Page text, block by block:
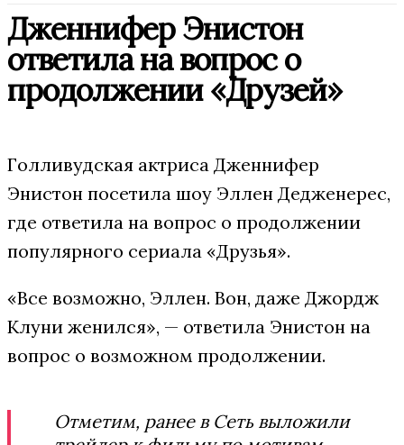
Дженнифер Энистон
ответила на вопрос о
продолжении «Друзей»
Голливудская актриса Дженнифер
Энистон посетила шоу Эллен Дедженерес,
где ответила на вопрос о продолжении
популярного сериала «Друзья».
«Все возможно, Эллен. Вон, даже Джордж
Клуни женился», — ответила Энистон на
вопрос о возможном продолжении.
Отметим, ранее в Сеть выложили